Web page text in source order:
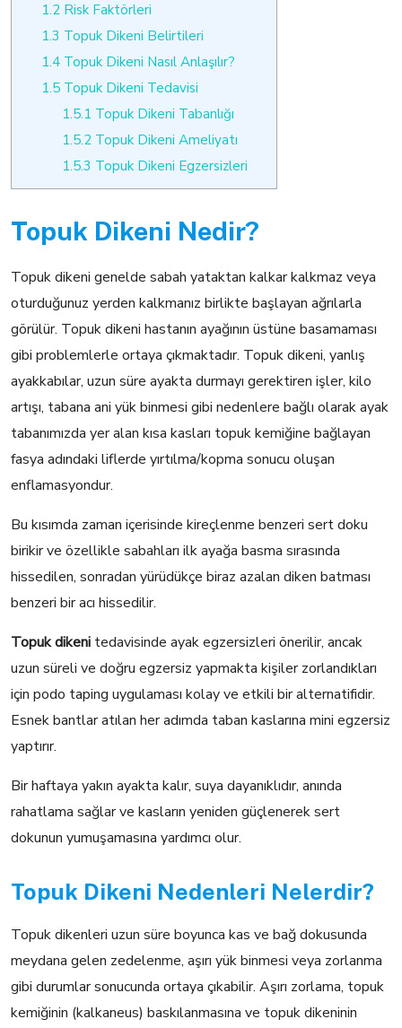
1.2Risk Faktörleri
1.3 Topuk Dikeni Belirtileri
1.4Topuk Dikeni Nasıl Anlaşılır?
1.5Topuk Dikeni Tedavisi
1.5.1 Topuk Dikeni Tabanlığı
1.5.2Topuk Dikeni Ameliyatı
1.5.3 Topuk Dikeni Egzersizleri
Topuk Dikeni Nedir?
Topuk dikeni genelde sabah yataktan kalkar kalkmaz veya
oturduğunuz yerden kalkmanız birlikte başlayan ağrılarla
görülür. Topuk dikeni hastanın ayağının üstüne basamaması
gibi problemlerle ortaya çıkmaktadır. Topuk dikeni, yanlış
ayakkabılar, uzun süre ayakta durmayı gerektiren işler, kilo
artışı, tabana ani yük binmesi gibi nedenlere bağlı olarak ayak
tabanımızda yer alan kısa kasları topuk kemiğine bağlayan
fasya adındaki liflerde yırtılma/kopma sonucu oluşan
enflamasyondur.
Bu kısımda zaman içerisinde kireçlenme benzeri sert doku
birikir ve özellikle sabahları ilk ayağa basma sırasında
hissedilen, sonradan yürüdükçe biraz azalan diken batması
benzeri bir acı hissedilir.
Topuk dikeni tedavisinde ayak egzersizleri önerilir, ancak
uzun süreli ve doğru egzersiz yapmakta kişiler zorlandıkları
için podo taping uygulaması kolay ve etkili bir alternatifidir.
Esnek bantlar atılan her adımda taban kaslarına mini egzersiz
yaptırır.
Bir haftaya yakın ayakta kalır, suya dayanıklıdır, anında
rahatlama sağlar ve kasların yeniden güçlenerek sert
dokunun yumuşamasına yardımcı olur.
Topuk Dikeni Nedenleri Nelerdir?
Topuk dikenleri uzun süre boyunca kas ve bağ dokusunda
meydana gelen zedelenme, aşırı yük binmesi veya zorlanma
gibi durumlar sonucunda ortaya çıkabilir. Aşırı zorlama, topuk
kemiğinin (kalkaneus) baskılanmasına ve topuk dikeninin